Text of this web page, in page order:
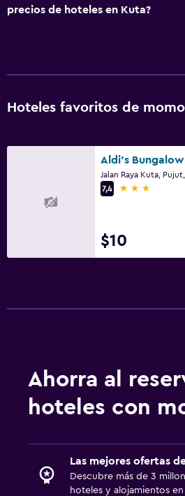
precios de hoteles en Kuta?
Hoteles favoritos de
Aldi's Bungalow
7,4
3 estrellas
$10
Ahorra al
hoteles con
Las mejores ofertas
Descubre más de 3
hoteles y alojamientos